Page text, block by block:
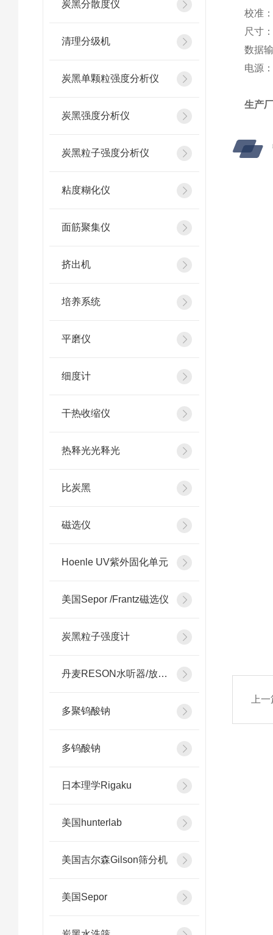
炭黑分散度仪
清理分级机
炭黑单颗粒强度分析仪
炭黑强度分析仪
炭黑粒子强度分析仪
粘度糊化仪
面筋聚集仪
挤出机
培养系统
平磨仪
细度计
干热收缩仪
热释光光释光
比炭黑
磁选仪
Hoenle UV紫外固化单元
美国Sepor /Frantz磁选仪
炭黑粒子强度计
丹麦RESON水听器/放大器
多聚钨酸钠
多钨酸钠
日本理学Rigaku
美国hunterlab
美国吉尔森Gilson筛分机
美国Sepor
校准
尺寸
数据
电源
生产
上